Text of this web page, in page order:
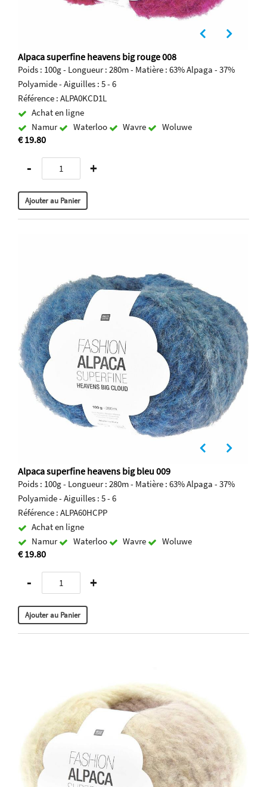
Alpaca superfine heavens big rouge 008
Poids : 100g - Longueur : 280m - Matière : 63% Alpaga - 37%
Polyamide - Aiguilles : 5 - 6
Référence : ALPA0KCD1L
Achat en ligne
Namur
Waterloo Wavre Woluwe
€ 19.80
- +
Alpaca superfine heavens big bleu 009
Poids : 100g - Longueur : 280m - Matière : 63% Alpaga - 37%
Polyamide - Aiguilles : 5 - 6
Référence : ALPA60HCPP
Achat en ligne
Namur
Waterloo Wavre Woluwe
€ 19.80
- +